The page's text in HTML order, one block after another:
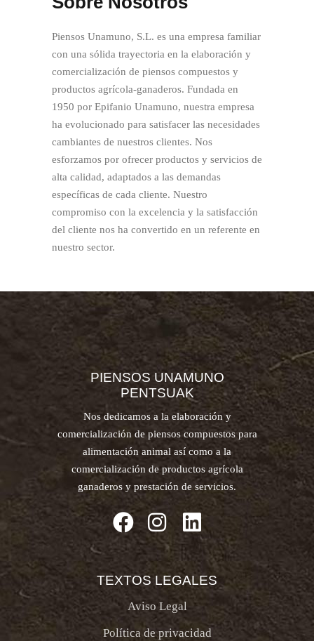
Piensos Unamuno, S.L. es una empresa familiar
con una sólida trayectoria en la elaboración y
comercialización de piensos compuestos y
productos agrícola-ganaderos. Fundada en
1950 por Epifanio Unamuno, nuestra empresa
ha evolucionado para satisfacer las necesidades
cambiantes de nuestros clientes. Nos
esforzamos por ofrecer productos y servicios de
alta calidad, adaptados a las demandas
específicas de cada cliente. Nuestro
compromiso con la excelencia y la satisfacción
del cliente nos ha convertido en un referente en
nuestro sector.
PIENSOS UNAMUNO
PENTSUAK
Nos dedicamos a la elaboración y
comercialización de piensos compuestos para
alimentación animal así como a la
comercialización de productos agrícola
ganaderos y prestación de servicios.
TEXTOS LEGALES
Aviso Legal
Política de privacidad